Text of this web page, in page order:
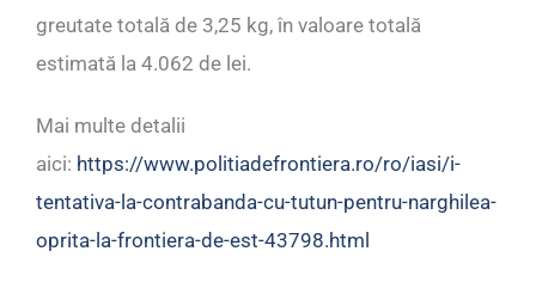
greutate totală de 3,25 kg, în valoare totală
estimată la 4.062 de lei.
Mai multe detalii
aici: https://www.politiadefrontiera.ro/ro/iasi/i-
tentativa-la-contrabanda-cu-tutun-pentru-narghilea-
oprita-la-frontiera-de-est-43798.html